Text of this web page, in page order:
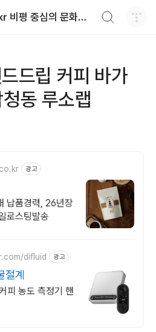
맛볼 taste.kr 비평 중심의 문화적 기호 · 맛 · 향기 리뷰
드립 커피 바가
동 루소랩
광고
납품경력, 26년장
로스팅발송
difluid 광고
절계
피 농도 측정기 핸